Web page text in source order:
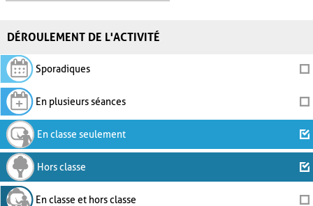
DÉROULEMENT DE L'ACTIVITÉ
Sporadiques
En plusieurs séances
En classe seulement
Hors classe
En classe et hors classe